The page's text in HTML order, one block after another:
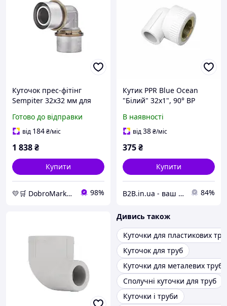
Куточок прес-фітінг
Sempiter 32х32 мм для
посилений профіль,
нержавіюча сталь
Готово до відправки
від 184₴/міс
1 838₴
Купити
💛🛒 DobroMarket 💛🛒 мережа інтернет-магазинів 98%
Кутик PPR Blue Ocean
"Білий" 32х1", 90° ВР
В наявності
від38₴/міс
375₴
Купити
B2B.in.ua - ваш надійний партнер 84%
Дивись також
Куточки для пластикових
Куточок для труб
Куточки для металевих труб
Сполучні куточки для труб
Куточки і труби